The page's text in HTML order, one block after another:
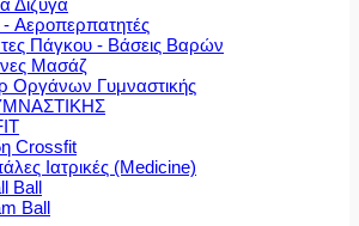
Δίζυγα
Αεροπερπατητές
Πάγκου - Βάσεις Βαρών
Μασάζ
Οργάνων Γυμναστικής
Crossfit
Ιατρικές (Medicine)
Ball
Ball